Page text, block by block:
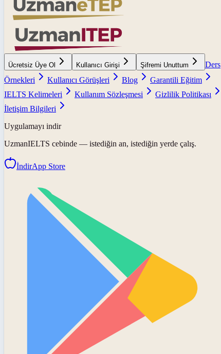
Ücretsiz Üye Ol Kullanıcı Girişi Şifremi Unuttum
Ders
Örnekleri
Kullanıcı Görüşleri Blog
Garantili Eğitim
IELTS Kelimeleri
Kullanım Sözleşmesi
Gizlilik Politikası
İletişim Bilgileri
Uygulamayı indir
UzmanIELTS cebinde — istediğin an, istediğin yerde çalış.
İndirApp Store